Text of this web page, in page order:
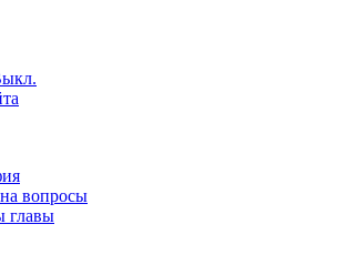
вопросы
главы